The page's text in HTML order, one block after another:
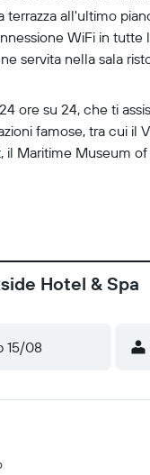
all'ultimo
WiFi in tutte
servita nella sala
ore su 24, che ti
famose, tra cui il
Maritime Museum
Hotel & Spa
15/08